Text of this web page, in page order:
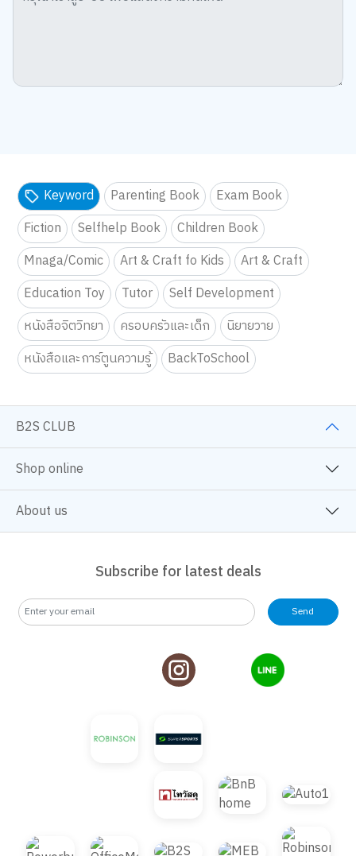
Keyword Parenting Book
Exam Book
Fiction
Selfhelp Book
Children Book
Mnaga/Comic
Art & Craft fo Kids
Art & Craft
Education Toy
Tutor
Self Development
หนังสือจิตวิทยา
ครอบครัวและเด็ก
นิยายวาย
หนังสือและการ์ตูนความรู้
BackToSchool
B2S CLUB
Shop online
About us
Subscribe for latest deals
Send